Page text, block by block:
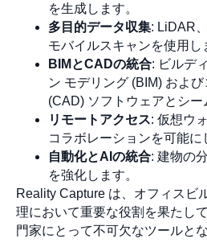
を生成します。
多目的データ収集: LiDAR
モバイルスキャンを使用し
BIMとCADの統合: ビルデ
ン モデリング (BIM) およ
(CAD) ソフトウェアとシー
リモートアクセス: 仮想ウ
コラボレーションを可能に
自動化とAIの統合: 建物の
を強化します。
Reality Capture は、オフィスビ
理において重要な役割を果たし
門家にとって不可欠なツールと